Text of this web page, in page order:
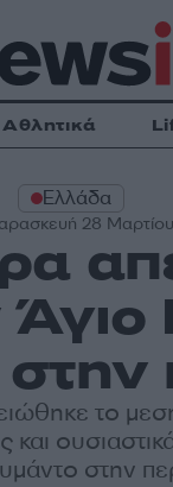
Αθλητικά
Ελλάδα
28
το
στην